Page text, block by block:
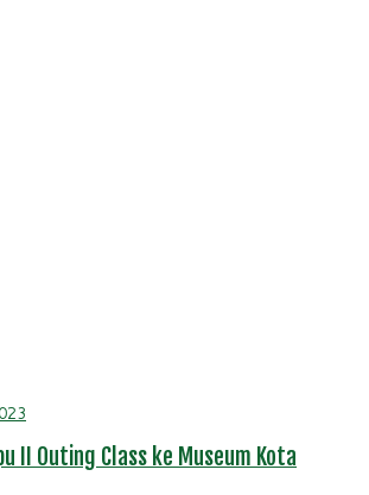
II Outing Class ke Museum Kota